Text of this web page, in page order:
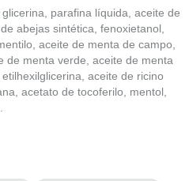
parafina líquida, aceite de
abejas sintética, fenoxietanol,
aceite de menta de campo,
de menta verde, aceite de menta
aceite de ricino
acetato de tocoferilo, mentol,